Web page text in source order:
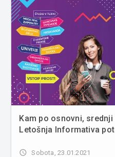
Kam po osnovni,
Letošnja Informativa
access_time Sobota, 23.01.2021